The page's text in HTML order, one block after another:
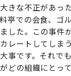
きな不正があっ
亭での会食、ゴ
した。この事件
レートしてしま
事です。それで
どの組織にとっ